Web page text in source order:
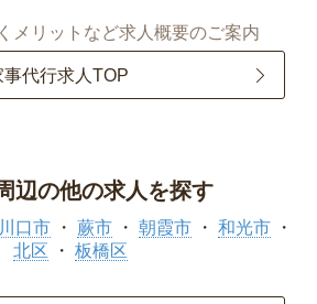
メリットなど求人概要のご案内
事代行求人TOP
辺の他の求人を探す
川口市 蕨市 朝霞市
和光市
北区
板橋区